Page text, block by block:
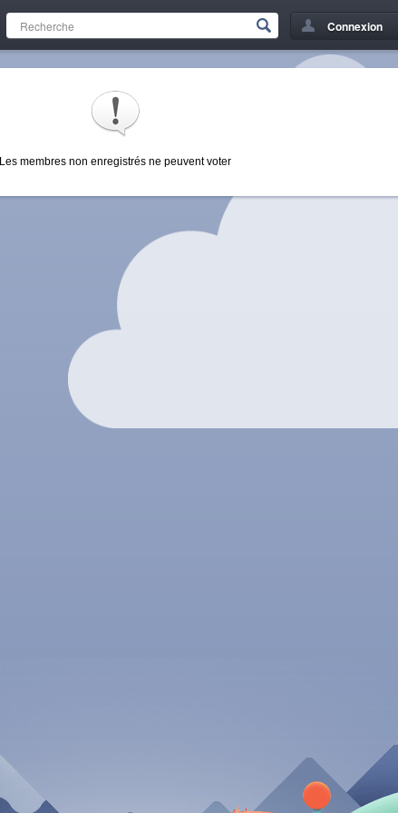
Connexion
Les membres non enregistrés ne peuvent voter